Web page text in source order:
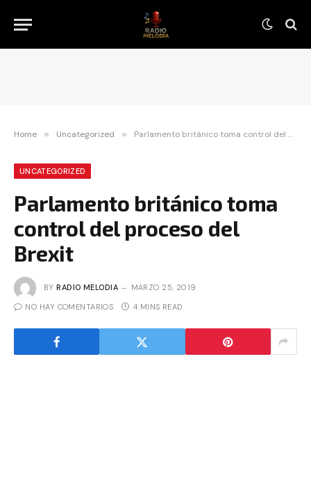
Home » Uncategorized » Parlamento británico toma control del proceso del Brexit
UNCATEGORIZED
Parlamento británico toma
control del proceso del
Brexit
BY RADIO MELODIA MARZO 25, 2019
NO HAY COMENTARIOS 4 MINS READ